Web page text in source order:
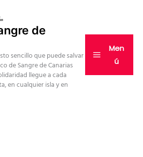
de
sencillo que puede salvar
de Sangre de Canarias
llegue a cada
en cualquier isla y en
Men
ú